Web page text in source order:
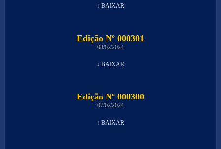
↓ BAIXAR
Edição Nº 000301
08/02/2024
↓ BAIXAR
Edição Nº 000300
07/02/2024
↓ BAIXAR